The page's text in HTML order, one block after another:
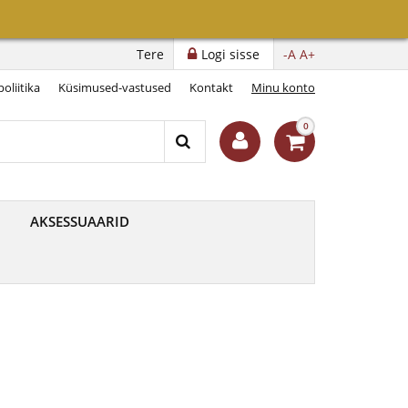
-A A+
Logi sisse
Tere
Küsimused-vastused Kontakt Minu konto
0
AKSESSUAARID